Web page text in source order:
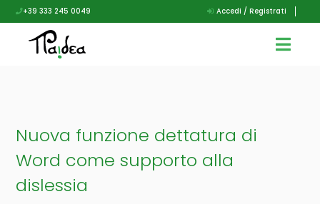
+39 333 245 0049 Accedi / Registrati
Nuova funzione dettatura di
Word come supporto alla
dislessia